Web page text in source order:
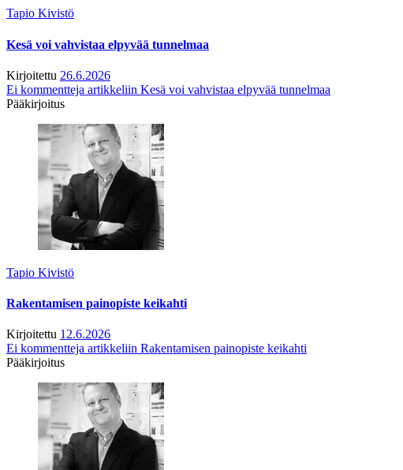
Tapio Kivistö
Kesä voi vahvistaa elpyvää tunnelmaa
Kirjoitettu 26.6.2026
Ei kommentteja artikkeliin Kesä voi vahvistaa elpyvää tunnelmaa
Pääkirjoitus
Tapio Kivistö
Rakentamisen painopiste keikahti
Kirjoitettu 12.6.2026
Ei kommentteja artikkeliin Rakentamisen painopiste keikahti
Pääkirjoitus